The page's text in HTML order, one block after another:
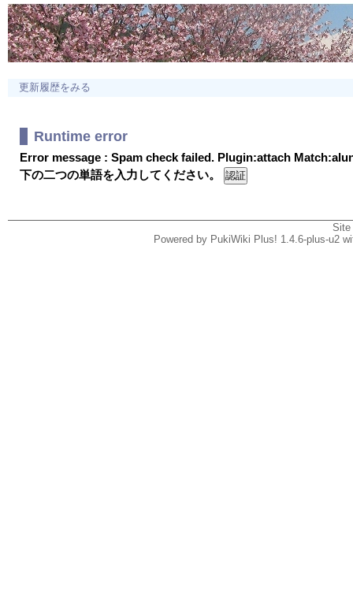
更新履歴をみる
Runtime error
Error message : Spam check failed. Plugin:attach
下の二つの単語を入力してください。
Powered by PukiWiki Plus! 1.4.6-plus-u2